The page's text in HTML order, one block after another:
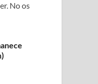
No os